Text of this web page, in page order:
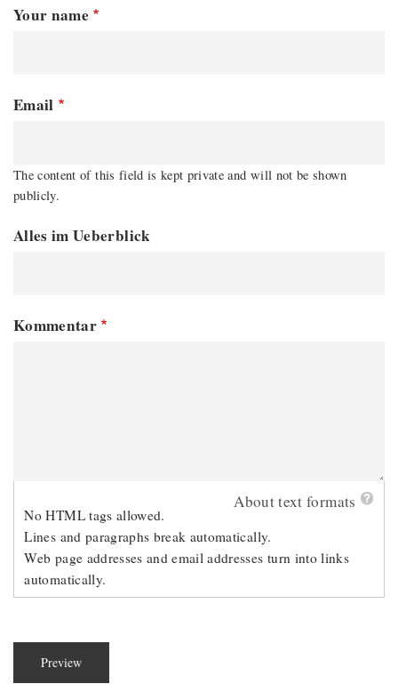
Your name
Email
The content of this field is kept private and will not be shown
publicly.
Alles im Ueberblick
Kommentar
About text formats
No HTML tags allowed.
Lines and paragraphs break automatically.
Web page addresses and email addresses turn into links
automatically.